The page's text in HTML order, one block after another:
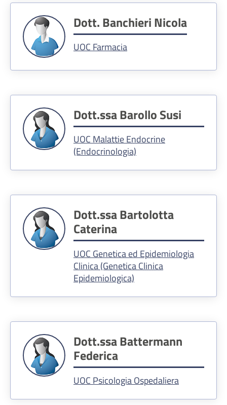
Dott. Banchieri Nicola
UOC Farmacia
Dott.ssa Barollo Susi
UOC Malattie Endocrine
(Endocrinologia)
Dott.ssa Bartolotta
Caterina
UOC Genetica ed Epidemiologia
Clinica (Genetica Clinica
Epidemiologica)
Dott.ssa Battermann
Federica
UOC Psicologia Ospedaliera